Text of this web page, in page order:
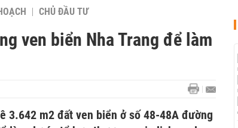
CHỦ ĐẦU TƯ
ven biển Nha Trang để làm
3.642 m2 đất ven biển ở số 48-48A đường